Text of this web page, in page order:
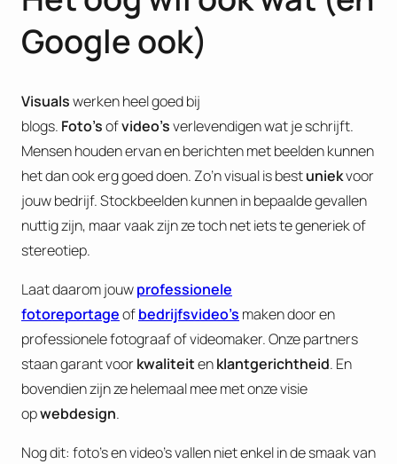
Google ook)
Visualswerken heel goed bij
blogs. Foto’sofvideo’sverlevendigen wat je schrijft.
Mensen houden ervan en berichten met beelden kunnen
het dan ook erg goed doen. Zo’n visual is bestuniekvoor
jouw bedrijf. Stockbeelden kunnen in bepaalde gevallen
nuttig zijn, maar vaak zijn ze toch net iets te generiek of
stereotiep.
Laat daarom jouwprofessionele
fotoreportageofbedrijfsvideo’s maken door en
professionele fotograaf of videomaker. Onze partners
staan garant voorkwaliteitenklantgerichtheid. En
bovendien zijn ze helemaal mee met onze visie
opwebdesign.
Nog dit: foto’s en video’s vallen niet enkel in de smaak van